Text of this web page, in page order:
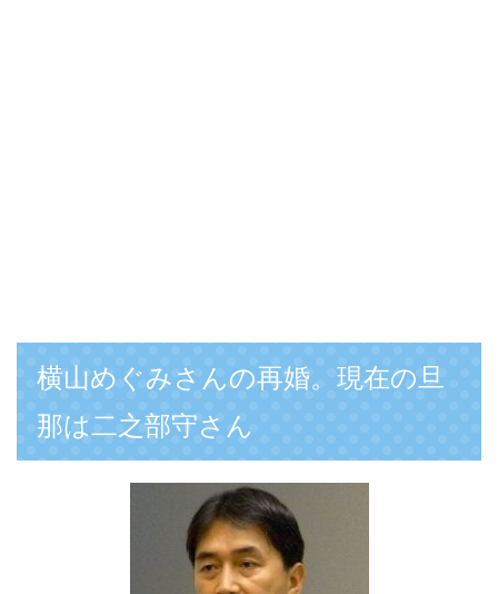
横山めぐみさんの再婚。現在の旦
那は二之部守さん